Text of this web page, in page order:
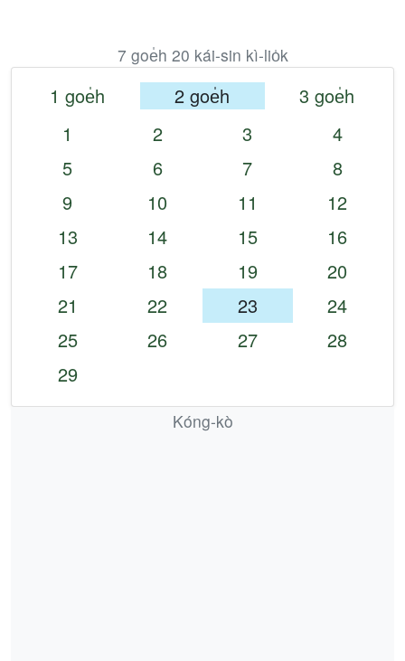
7 goe̍h 20 kái-sin kì-lio̍k
1 goe̍h 2 goe̍h
3 goe̍h
1
2 3
4
5
6 7
8
9
10 11
12
13
14 15
16
17
18 19
20
21
22 23
24
25
26 27
28
29
Kóng-kò